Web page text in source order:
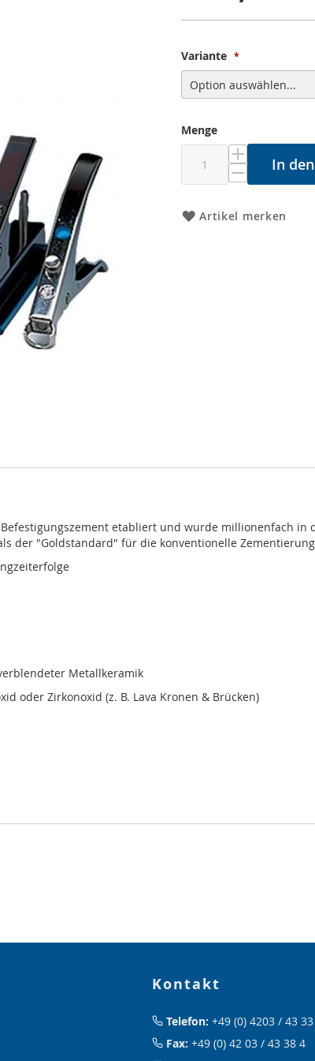
Variante
Menge
In
Artikel merken
etabliert und wurde millionenfach
der "Goldstandard" für die konventionelle
Metallkeramik
oder Zirkonoxid (z. B. Lava Kronen & Brücken)
Kontakt
Telefon: +49 (0) 4203 / 43
Fax: +49 (0) 42 03 / 43 38 4